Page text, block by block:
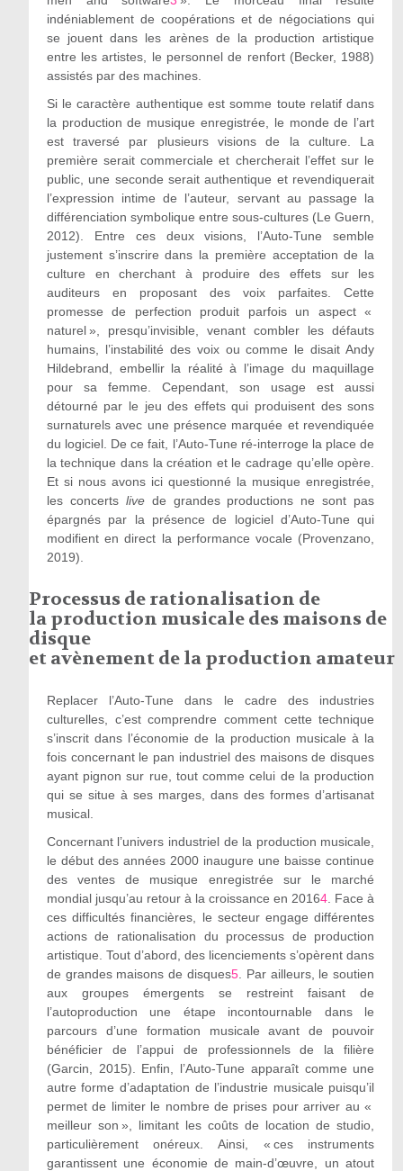
indéniablement de coopérations et de négociations qui
se jouent dans les arènes de la production artistique
entre les artistes, le personnel de renfort (Becker, 1988)
assistés par des machines.
Si le caractère authentique est somme toute relatif dans
la production de musique enregistrée, le monde de l’art
est traversé par plusieurs visions de la culture. La
première serait commerciale et chercherait l’effet sur le
public, une seconde serait authentique et revendiquerait
l’expression intime de l’auteur, servant au passage la
différenciation symbolique entre sous-cultures (Le Guern,
2012). Entre ces deux visions, l’Auto-Tune semble
justement s’inscrire dans la première acceptation de la
culture en cherchant à produire des effets sur les
auditeurs en proposant des voix parfaites. Cette
promesse de perfection produit parfois un aspect «
naturel », presqu’invisible, venant combler les défauts
humains, l’instabilité des voix ou comme le disait Andy
Hildebrand, embellir la réalité à l’image du maquillage
pour sa femme. Cependant, son usage est aussi
détourné par le jeu des effets qui produisent des sons
surnaturels avec une présence marquée et revendiquée
du logiciel. De ce fait, l’Auto-Tune ré-interroge la place de
la technique dans la création et le cadrage qu’elle opère.
Et si nous avons ici questionné la musique enregistrée,
les concerts live de grandes productions ne sont pas
épargnés par la présence de logiciel d’Auto-Tune qui
modifient en direct la performance vocale (Provenzano,
2019).
Processus de rationalisation de
la production musicale des maisons de
disque
et avènement de la production amateur
Replacer l’Auto-Tune dans le cadre des industries
culturelles, c’est comprendre comment cette technique
s’inscrit dans l’économie de la production musicale à la
fois concernant le pan industriel des maisons de disques
ayant pignon sur rue, tout comme celui de la production
qui se situe à ses marges, dans des formes d’artisanat
musical.
Concernant l’univers industriel de la production musicale,
le début des années 2000 inaugure une baisse continue
des ventes de musique enregistrée sur le marché
mondial jusqu’au retour à la croissance en 20164 . Face à
ces difficultés financières, le secteur engage différentes
actions de rationalisation du processus de production
artistique. Tout d’abord, des licenciements s’opèrent dans
de grandes maisons de disques5 . Par ailleurs, le soutien
aux groupes émergents se restreint faisant de
l’autoproduction une étape incontournable dans le
parcours d’une formation musicale avant de pouvoir
bénéficier de l’appui de professionnels de la filière
(Garcin, 2015). Enfin, l’Auto-Tune apparaît comme une
autre forme d’adaptation de l’industrie musicale puisqu’il
permet de limiter le nombre de prises pour arriver au «
meilleur son », limitant les coûts de location de studio,
particulièrement onéreux. Ainsi, « ces instruments
garantissent une économie de main-d’œuvre, un atout